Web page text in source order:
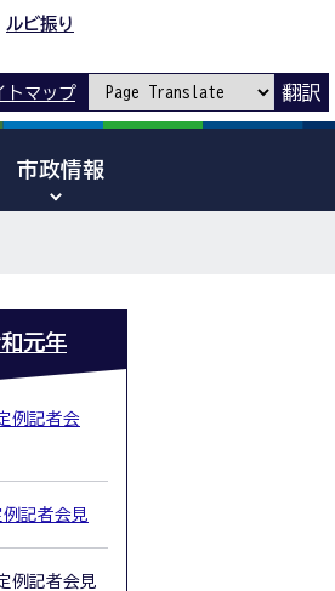
ルビ振り
トマップ 翻訳
市政情報
元年
例記者会
記者会見
例記者会見